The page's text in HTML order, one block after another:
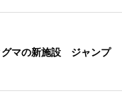
グマの新施設 ジャンプ